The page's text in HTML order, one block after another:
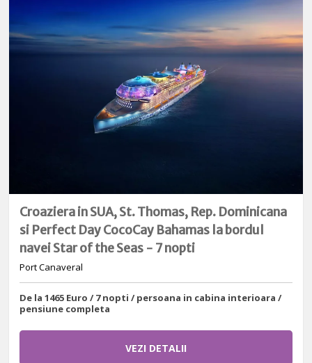
Croaziera in SUA, St. Thomas, Rep. Dominicana
si Perfect Day CocoCay Bahamas la bordul
navei Star of the Seas - 7 nopti
Port Canaveral
De la 1465 Euro / 7 nopti / persoana in cabina interioara /
pensiune completa
VEZI DETALII